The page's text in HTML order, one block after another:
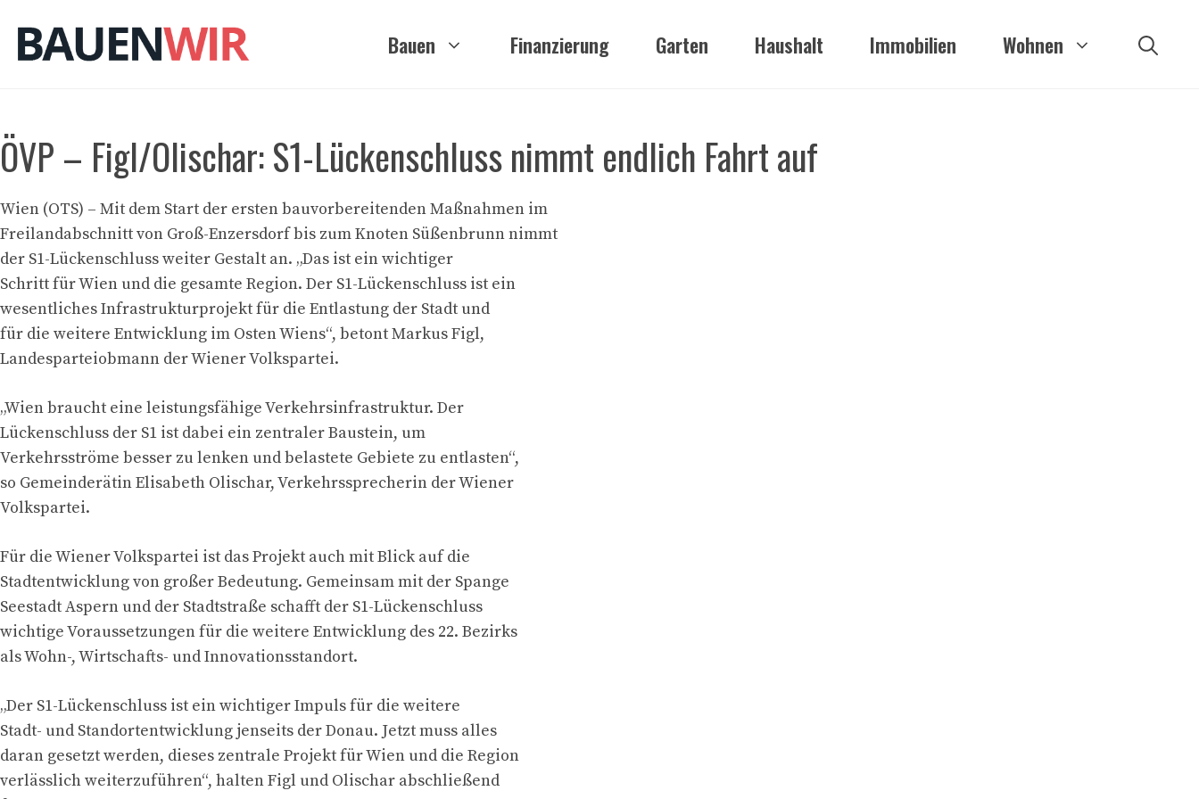
Inhalt
springen
Bauen Finanzierung Garten Haushalt Immobilien Wohnen
ÖVP – Figl/Olischar: S1-Lückenschluss nimmt endlich Fahrt auf
Wien (OTS) – Mit dem Start der ersten bauvorbereitenden Maßnahmen im
Freilandabschnitt von Groß-Enzersdorf bis zum Knoten Süßenbrunn nimmt
der S1-Lückenschluss weiter Gestalt an. „Das ist ein wichtiger
Schritt für Wien und die gesamte Region. Der S1-Lückenschluss ist ein
wesentliches Infrastrukturprojekt für die Entlastung der Stadt und
für die weitere Entwicklung im Osten Wiens“, betont Markus Figl,
Landesparteiobmann der Wiener Volkspartei.
„Wien braucht eine leistungsfähige Verkehrsinfrastruktur. Der
Lückenschluss der S1 ist dabei ein zentraler Baustein, um
Verkehrsströme besser zu lenken und belastete Gebiete zu entlasten“,
so Gemeinderätin Elisabeth Olischar, Verkehrssprecherin der Wiener
Volkspartei.
Für die Wiener Volkspartei ist das Projekt auch mit Blick auf die
Stadtentwicklung von großer Bedeutung. Gemeinsam mit der Spange
Seestadt Aspern und der Stadtstraße schafft der S1-Lückenschluss
wichtige Voraussetzungen für die weitere Entwicklung des 22. Bezirks
als Wohn-, Wirtschafts- und Innovationsstandort.
„Der S1-Lückenschluss ist ein wichtiger Impuls für die weitere
Stadt- und Standortentwicklung jenseits der Donau. Jetzt muss alles
daran gesetzt werden, dieses zentrale Projekt für Wien und die Region
verlässlich weiterzuführen“, halten Figl und Olischar abschließend